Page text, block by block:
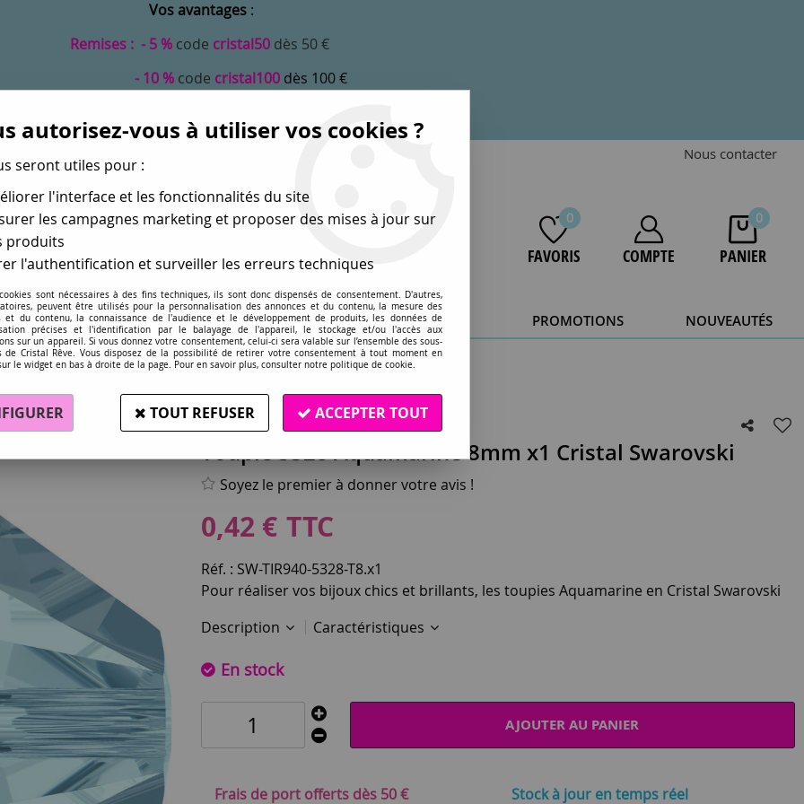
Vos avantages:
Remises : - 5 % code cristal50dès 50 €
- 10 % code cristal100dès 100 €
Nous contacter
0
FAVORIS COMPTE
0
PANIER
PERLES EN GROS APPRÊTS DÉSTOCKAGE PROMOTIONS NOUVEAUTÉS
dans les perlespour la créationde bijoux depuis plus de 20 ans.
Swarovski®
Toupie 5328 Aquamarine 8mm x1 Cristal Swarovski
Soyez le premier à donner votre avis !
0,42 € TTC
Réf. : SW-TIR940-5328-T8.x1
Pour réaliser vos bijoux chics et brillants, les toupies Aquamarine en Cristal Swarovski
Description
Caractéristiques
En stock
AJOUTER AU PANIER
Frais de port offerts dès 50 € Stock à jour en temps réel
autorisez-vous à utiliser vos cookies ?
seront utiles pour :
l'interface et les fonctionnalités du site
les campagnes marketing et proposer des mises à jour sur
produits
l'authentification et surveiller les erreurs techniques
sont nécessaires à des fins techniques, ils sont donc dispensés de consentement. D'autres,
peuvent être utilisés pour la personnalisation des annonces et du contenu, la mesure des
et du contenu, la connaissance de l'audience et le développement de produits, les données de
précises et l'identification par le balayage de l'appareil, le stockage et/ou l'accès aux
sur un appareil. Si vous donnez votre consentement, celui-ci sera valable sur l’ensemble des sous-
de Cristal Rêve. Vous disposez de la possibilité de retirer votre consentement à tout moment en
le widget en bas à droite de la page. Pour en savoir plus, consulter notre politique de cookie.
TOUT REFUSER ACCEPTER TOUT